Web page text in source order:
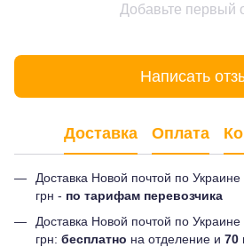
Добавьте первый
Написать
Доставка Оплата
Доставка Новой почтой по
грн - по тарифам перевозчика
Доставка Новой почтой по Украине
грн: бесплатно на отделение и 70